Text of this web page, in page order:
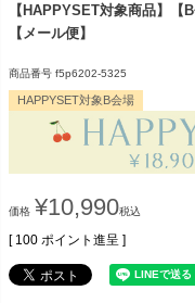
【HAPPYSET対象商品】【
【メール便】
商品番号 f5p6202-5325
HAPPYSET対象B会場
価格 ¥10,990税込
[ 100 ポイント進呈 ]